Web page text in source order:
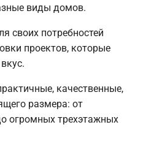
виды домов.
своих потребностей
проектов, которые
качественные,
размера: от
огромных трехэтажных